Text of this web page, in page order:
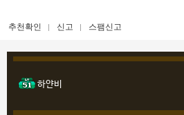
추천확인 신고 스팸신고
하얀비